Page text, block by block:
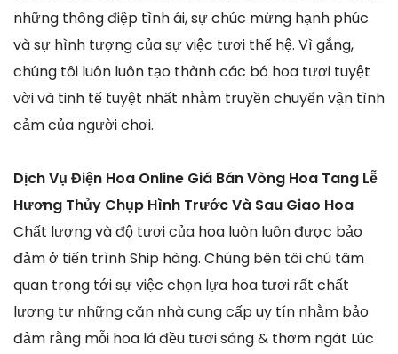
những thông điệp tình ái, sự chúc mừng hạnh phúc
và sự hình tượng của sự việc tươi thế hệ. Vì gắng,
chúng tôi luôn luôn tạo thành các bó hoa tươi tuyệt
vời và tinh tế tuyệt nhất nhằm truyền chuyển vận tình
cảm của người chơi.
Dịch Vụ Điện Hoa Online Giá Bán Vòng Hoa Tang Lễ
Hương Thủy Chụp Hình Trước Và Sau Giao Hoa
Chất lượng và độ tươi của hoa luôn luôn được bảo
đảm ở tiến trình Ship hàng. Chúng bên tôi chú tâm
quan trọng tới sự việc chọn lựa hoa tươi rất chất
lượng tự những căn nhà cung cấp uy tín nhằm bảo
đảm rằng mỗi hoa lá đều tươi sáng & thơm ngát Lúc